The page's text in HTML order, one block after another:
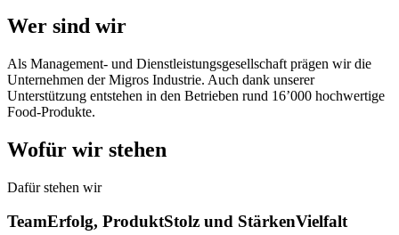
Wer sind wir
Als Management- und Dienstleistungsgesellschaft prägen wir die
Unternehmen der Migros Industrie. Auch dank unserer
Unterstützung entstehen in den Betrieben rund 16’000 hochwertige
Food-Produkte.
Wofür wir stehen
Dafür stehen wir
TeamErfolg, ProduktStolz und StärkenVielfalt